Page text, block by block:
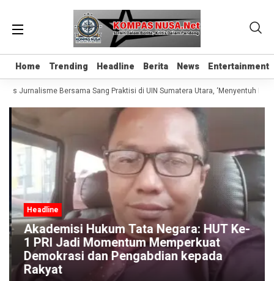
Home Trending Headline Berita News Entertainment
Home Trending Headline Berita News Entertainment
Jurnalisme Bersama Sang Praktisi di UIN Sumatera Utara, ‘Menyentuh Hati
Headline
Akademisi Hukum Tata Negara: HUT Ke-
1 PRI Jadi Momentum Memperkuat
Demokrasi dan Pengabdian kepada
Rakyat